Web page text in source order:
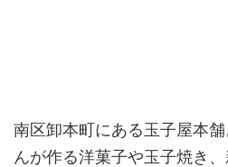
南区卸本町にある玉子屋本
んが作る洋菓子や玉子焼き